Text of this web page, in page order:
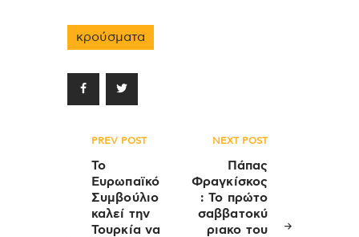
κρούσματα
Πλοήγηση
άρθρων
PREV POST
Το
Ευρωπαϊκό
Συμβούλιο
καλεί την
Τουρκία να
NEXT POST
Πάπας
Φραγκίσκος
: Το πρώτο
σαββατοκύ
ριακο του